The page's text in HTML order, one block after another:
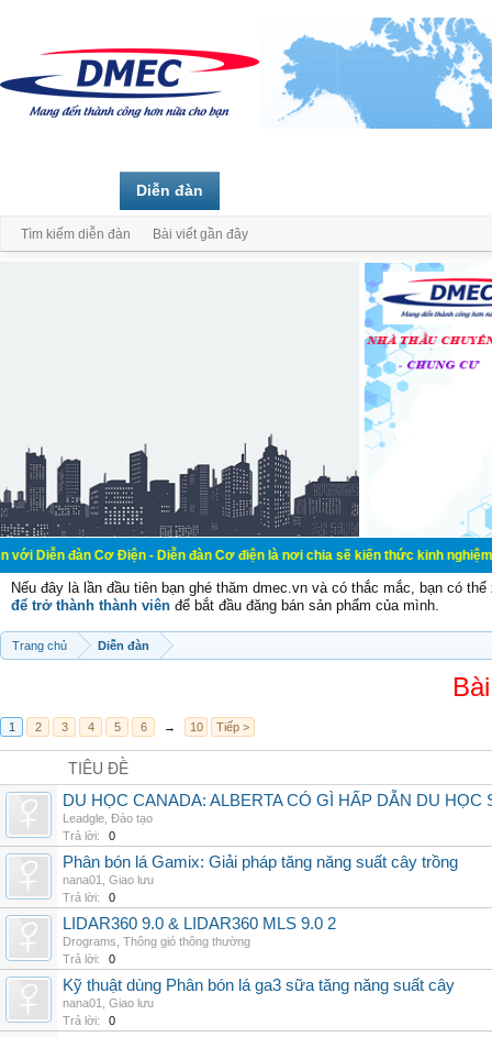
Cơ Điện - Diễn đàn Cơ điện là nơi chia sẽ kiến thức kinh nghiệm trong
Nếu đây là lần đầu tiên bạn ghé thăm dmec.vn và có thắc mắc, bạn có
để trở thành thành viên để bắt đầu đăng bán sản phẩm của mình.
Trang chủ Diễn đàn
1 2 3 4 5 6 → 10 Tiếp >
TIÊU ĐỀ
DU HỌC CANADA: ALBERTA CÓ GÌ HẤP DẪN DU HỌC
Leadgle Đào tạo
Trả lời:
0
Phân bón lá Gamix: Giải pháp tăng năng suất cây trồng
nana01
Giao lưu
Trả lời:
0
LIDAR360 9.0 & LIDAR360 MLS 9.0 2
Drograms Thông gió thông thường
Trả lời:
0
Kỹ thuật dùng Phân bón lá ga3 sữa tăng năng suất cây
nana01
Giao lưu
Trả lời:
0
Diễn đàn
Tìm kiếm diễn đàn Bài viết gần đây